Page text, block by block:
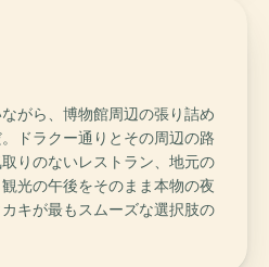
がら、博物館周辺の張り詰め
ドラクー通りとその周辺の路
りのないレストラン、地元の
光の午後をそのまま本物の夜
キが最もスムーズな選択肢の